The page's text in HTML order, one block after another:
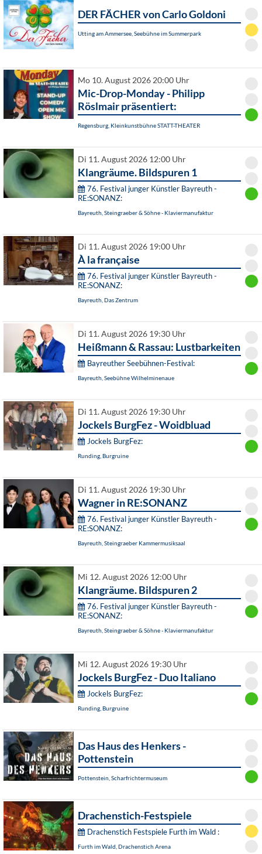
DER FÄCHER von Carlo Goldoni
Utting am Ammersee, Seebühne im Summerpark
Mo 10. August 2026 20:00 Uhr
Mic-Drop-Monday - Philipp
Röslmair präsentiert:
Regensburg, Kleinkunstbühne STATT-THEATER
Di 11. August 2026 12:00 Uhr
Klangräume. Bildspuren 1
76. Festival junger Künstler Bayreuth -
RE:SONANZ:
Bayreuth, Steingraeber & Söhne - Klaviermanufaktur
Di 11. August 2026 19:00 Uhr
À la française
76. Festival junger Künstler Bayreuth -
RE:SONANZ:
Bayreuth, Das Zentrum
Di 11. August 2026 19:30 Uhr
Heißmann & Rassau: Lustbarkeiten
Bayreuther Seebühnen-Festival:
Bayreuth, Seebühne Wilhelminenaue
Di 11. August 2026 19:30 Uhr
Jockels BurgFez - Woidbluad
Jockels BurgFez:
Runding, Burgruine
Di 11. August 2026 19:30 Uhr
Wagner in RE:SONANZ
76. Festival junger Künstler Bayreuth -
RE:SONANZ:
Bayreuth, Steingraeber Kammermusiksaal
Mi 12. August 2026 12:00 Uhr
Klangräume. Bildspuren 2
76. Festival junger Künstler Bayreuth -
RE:SONANZ:
Bayreuth, Steingraeber & Söhne - Klaviermanufaktur
Mi 12. August 2026 19:30 Uhr
Jockels BurgFez - Duo Italiano
Jockels BurgFez:
Runding, Burgruine
Das Haus des Henkers -
Pottenstein
Pottenstein, Scharfrichtermuseum
Drachenstich-Festspiele
Drachenstich Festspiele Furth im Wald :
Furth im Wald, Drachenstich Arena